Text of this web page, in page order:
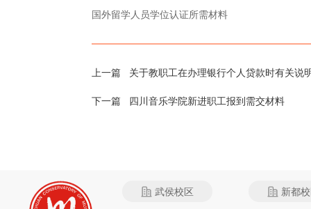
国外留学人员学位认证所需材料
上一篇 关于教职工在办理银行个人贷款时有关说
下一篇 四川音乐学院新进职工报到需交材料
武侯校区 新都